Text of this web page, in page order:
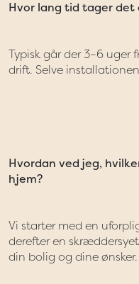
Hvor lang tid tager det
Typisk går der 3–6
drift. Selve
Hvordan ved jeg,
hjem?
Vi starter med en
derefter en
din bolig og dine ønsker.